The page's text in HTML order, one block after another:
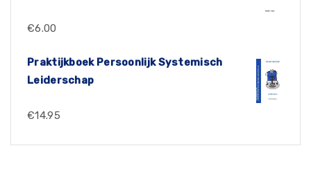
€6.00
Praktijkboek Persoonlijk Systemisch
Leiderschap
€14.95